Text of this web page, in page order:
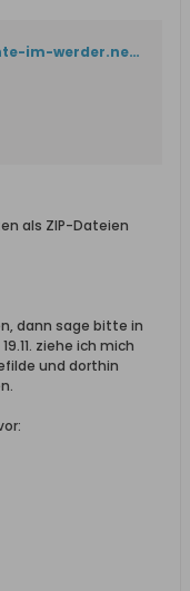
http://www.momente-im-werder.net/01_Offen/39_Neukirch/Neukirch-KB_01.htm
als ZIP-Dateien
dann sage bitte in
ziehe ich mich
und dorthin